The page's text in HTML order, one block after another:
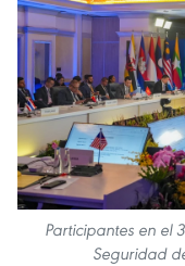
Participantes en el
Seguridad